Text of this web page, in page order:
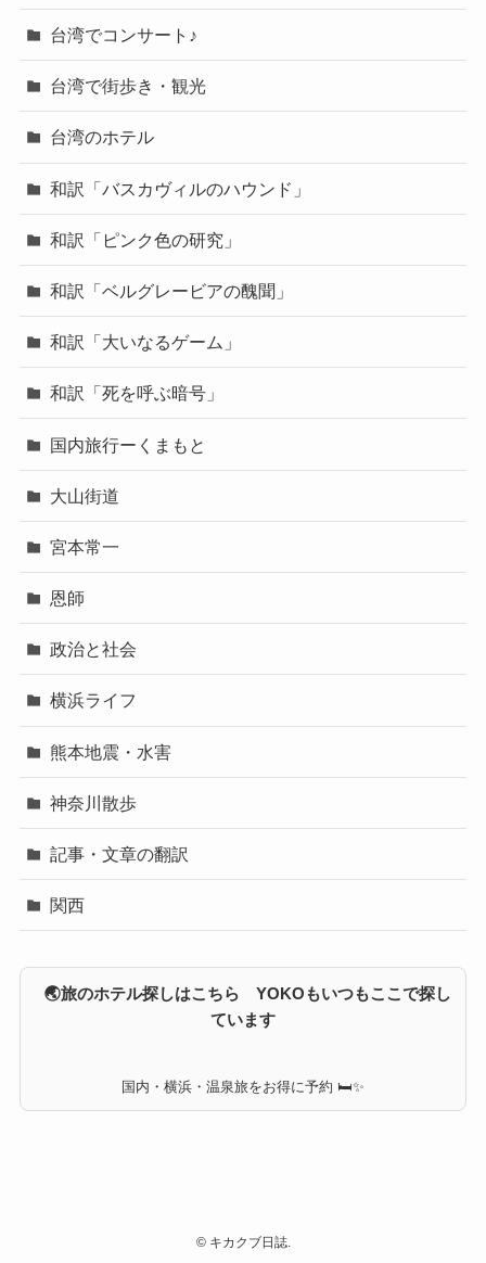
台湾でコンサート♪
台湾で街歩き・観光
台湾のホテル
和訳「バスカヴィルのハウンド」
和訳「ピンク色の研究」
和訳「ベルグレービアの醜聞」
和訳「大いなるゲーム」
和訳「死を呼ぶ暗号」
国内旅行ーくまもと
大山街道
宮本常一
恩師
政治と社会
横浜ライフ
熊本地震・水害
神奈川散歩
記事・文章の翻訳
関西
🌏旅のホテル探しはこちら YOKOもいつもここで探し
ています